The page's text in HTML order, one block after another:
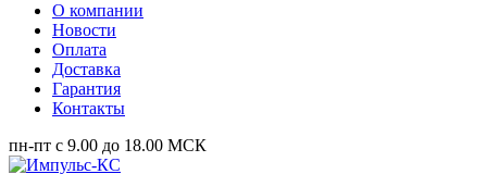
О компании
Новости
Оплата
Доставка
Гарантия
Контакты
пн-пт с 9.00 до 18.00 МСК